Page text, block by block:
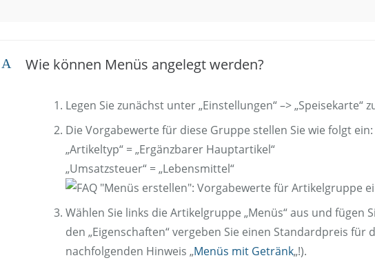
A Wie können Menüs angelegt werden?
Legen Sie zunächst unter „Einstellungen“ –>
Die Vorgabewerte für diese Gruppe stellen Sie wie folgt ein:
„Artikeltyp“ = „Ergänzbarer Hauptartikel“
„Umsatzsteuer“ = „Lebensmittel“
Wählen Sie links die Artikelgruppe „Menüs“ aus und fügen
den „Eigenschaften“ vergeben Sie einen Standardpreis
nachfolgenden Hinweis „Menüs mit Getränk„!).